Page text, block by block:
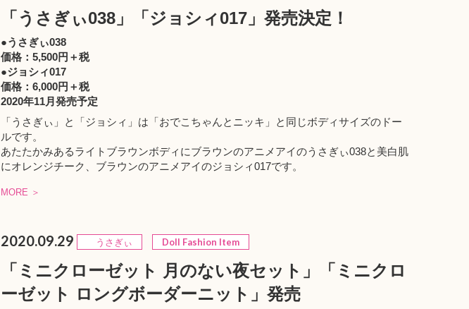
「うさぎぃ038」「ジョシィ017」発売決定！
●うさぎぃ038
価格：5,500円＋税
●ジョシィ017
価格：6,000円＋税
2020年11月発売予定
「うさぎぃ」と「ジョシィ」は「おでこちゃんとニッキ」と同じボディサイズのドー
ルです。
あたたかみあるライトブラウンボディにブラウンのアニメアイのうさぎぃ038と美白肌
にオレンジチーク、ブラウンのアニメアイのジョシィ017です。
MORE ＞
2020.09.29 うさぎぃ Doll Fashion Item
「ミニクローゼット 月のない夜セット」「ミニクロ
ーゼット ロングボーダーニット」発売